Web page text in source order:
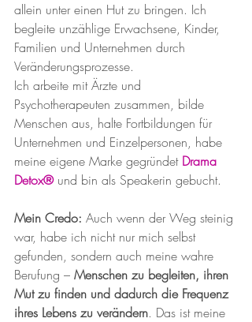
allein unter einen Hut zu bringen. Ich
begleite unzählige Erwachsene, Kinder,
Familien und Unternehmen durch
Veränderungsprozesse.
Ich arbeite mit Ärzte und
Psychotherapeuten zusammen, bilde
Menschen aus, halte Fortbildungen für
Unternehmen und Einzelpersonen, habe
meine eigene Marke gegründet Drama
Detox® und bin als Speakerin gebucht.
Mein Credo: Auch wenn der Weg steinig
war, habe ich nicht nur mich selbst
gefunden, sondern auch meine wahre
Berufung – Menschen zu begleiten, ihren
Mut zu finden und dadurch die Frequenz
ihres Lebens zu verändern. Das ist meine